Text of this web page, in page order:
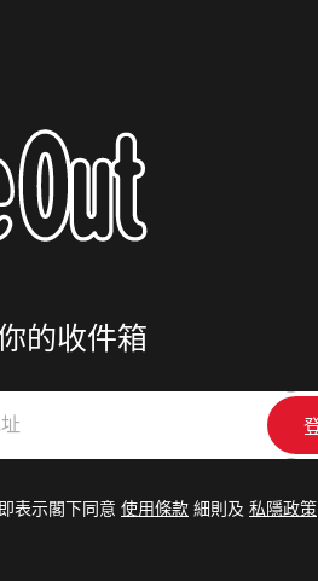
的收件箱
表示閣下同意 使用條款 細則及 私隱政策